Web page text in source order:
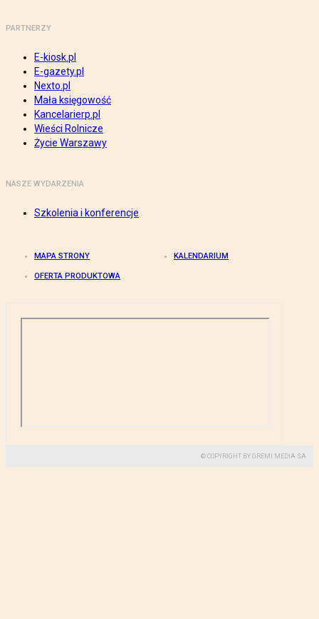
PARTNERZY
E-kiosk.pl
E-gazety.pl
Nexto.pl
Mała księgowość
Kancelarierp.pl
Wieści Rolnicze
Życie Warszawy
NASZE WYDARZENIA
Szkolenia i konferencje
MAPA STRONY KALENDARIUM
OFERTA PRODUKTOWA
© COPYRIGHT BY GREMI MEDIA SA